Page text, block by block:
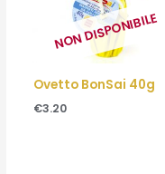
NON DISPONIBILE
Ovetto BonSai 40g
€3.20